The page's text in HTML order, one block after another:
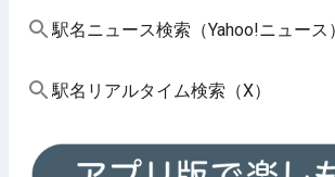
駅名ニュース検索（Yahoo!ニュース）
駅名リアルタイム検索（X）